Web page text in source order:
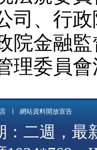
司、行
院金融
理委員
網站資料開放宣告
二週，最